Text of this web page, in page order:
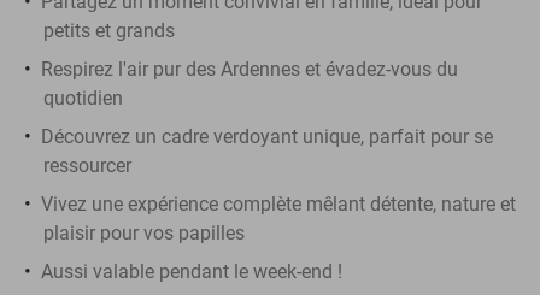
petits et grands
Respirez l'air pur des Ardennes et évadez-vous du
quotidien
Découvrez un cadre verdoyant unique, parfait pour se
ressourcer
Vivez une expérience complète mêlant détente, nature et
plaisir pour vos papilles
Aussi valable pendant le week-end !